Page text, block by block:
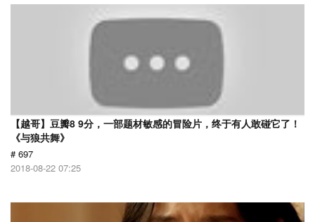
【越哥】豆瓣8 9分，一部题材敏感的冒险片，终于有人敢碰它了！
《与狼共舞》
# 697
2018-08-22 07:25